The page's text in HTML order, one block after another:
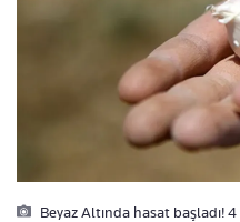
Beyaz Altında hasat başladı!